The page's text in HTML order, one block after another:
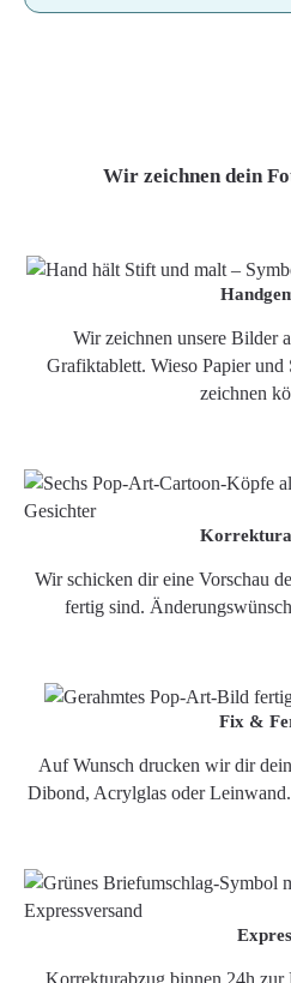
Wir zeichnen dein
Wir zeichnen unsere Bilder
Grafiktablett. Wieso Papier
zeichnen
Wir schicken dir eine Vorschau
fertig sind.
Fix &
Auf Wunsch drucken wir dir
Dibond, Acrylglas oder
Korrekturabzug binnen 24h